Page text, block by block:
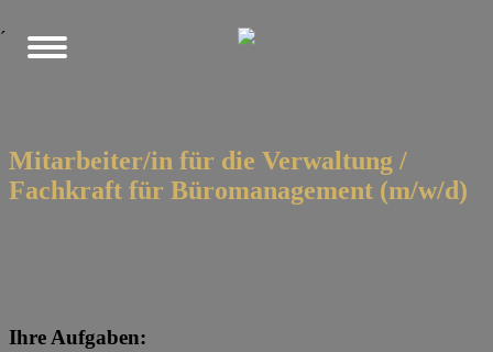
´
Mitarbeiter/in für die Verwaltung /
Fachkraft für Büromanagement (m/w/d)
Ihre Aufgaben: